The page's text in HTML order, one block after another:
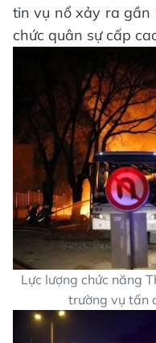
tin vụ nổ xảy ra gần
chức quân sự cấp
Lực lượng chức năng
trường vụ tấn